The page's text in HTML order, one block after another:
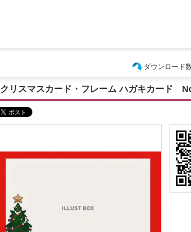
ダウンロード
クリスマスカード・フレーム ハガキカード